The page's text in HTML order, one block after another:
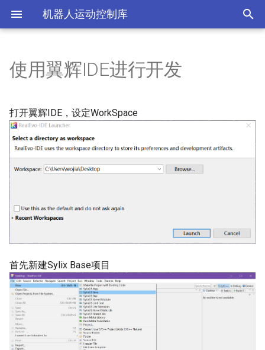
机器人运动控制库
基础
数据结构
DDS
设备驱动
EGM
夹爪
示教
工具
movel
力控
驱动接口
EGM
运动测试
传感器力控
SFC
入门 RPC介绍
gRPC环境准备2
快速开始
开发IDE
Node
例子
RPC接口测试
资源
PROTO文件
API
问题
关于我们
使用翼辉IDE进行开发
打开翼辉IDE，设定WorkSpace
首先新建Sylix Base项目